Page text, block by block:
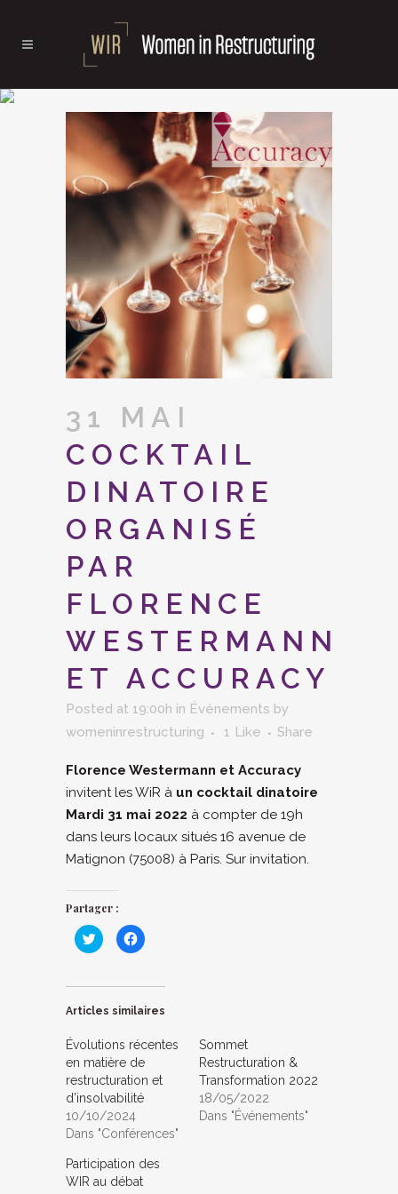
31 MAI
COCKTAIL
DINATOIRE
ORGANISÉ
PAR
FLORENCE
WESTERMANN
ET ACCURACY
Posted at 19:00h in Événements by
womeninrestructuring
1 Like Share
Florence Westermann et Accuracy
invitent les WiR à un cocktail dinatoire
Mardi 31 mai 2022 à compter de 19h
dans leurs locaux situés 16 avenue de
Matignon (75008) à Paris. Sur invitation.
Partager :
Cliquez
pour
partager
dans
nouvelle
Cliquez
pour
dans
nouvelle
Articles similaires
Évolutions récentes
en matière de
restructuration et
d’insolvabilité
10/10/2024
Dans "Conférences"
Sommet
Restructuration &
Transformation 2022
18/05/2022
Dans "Événements"
Participation des
WIR au débat